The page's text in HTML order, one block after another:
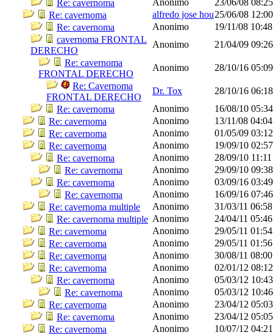
Re: cavernoma
Anonimo 23/06/08
Re: cavernoma
alfredo jose hou25/06/08
Re: cavernoma
Anonimo 19/11/08
cavernoma FRONTAL
DERECHO
Anonimo 21/04/09
Re: cavernoma
FRONTAL DERECHO
Anonimo 28/10/16
Re: Cavernoma
FRONTAL DERECHO
Dr. Tox 28/10/16
Re: cavernoma
Anonimo 16/08/10
Re: cavernoma
Anonimo 13/11/08
Re: cavernoma
Anonimo 01/05/09
Re: cavernoma
Anonimo 19/09/10
Re: cavernoma
Anonimo 28/09/10
Re: cavernoma
Anonimo 29/09/10
Re: cavernoma
Anonimo 03/09/16
Re: cavernoma
Anonimo 16/09/16
Re: cavernoma multiple
Anonimo 31/03/11
Re: cavernoma multiple Anonimo 24/04/11
Re: cavernoma
Anonimo 29/05/11
Re: cavernoma
Anonimo 29/05/11
Re: cavernoma
Anonimo 30/08/11
Re: cavernoma
Anonimo 02/01/12
Re: cavernoma
Anonimo 05/03/12
Re: cavernoma
Anonimo 05/03/12
Re: cavernoma
Anonimo 23/04/12
Re: cavernoma
Anonimo 23/04/12
Re: cavernoma
Anonimo 10/07/12